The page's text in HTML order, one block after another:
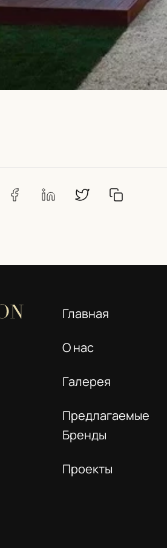
Главная
О нас
Галерея
Предлагаемые
Бренды
Проекты